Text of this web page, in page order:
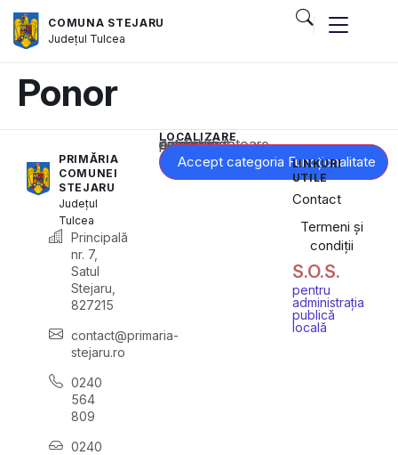
COMUNA STEJARU
Județul Tulcea
Ponor
PRIMĂRIA
COMUNEI
STEJARU
Județul
Tulcea
Principală
nr. 7,
Satul
Stejaru,
827215
contact@primaria-
stejaru.ro
0240
564
809
0240
LOCALIZARE
Acest conținut este blocat până când acceptați categoria corespunzătoare de cookie-uri.
Accept categoria Funcționalitate
LINKURI
UTILE
Contact
Termeni și
condiții
S.O.S.
pentru
administrația
publică
locală